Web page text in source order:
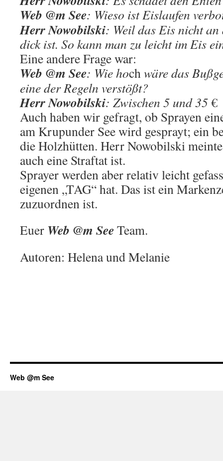
Web @m See: Wieso ist Eislaufen
Herr Nowobilski: Weil das Eis nicht
dick ist. So kann man zu leicht imEis
Eine andere Frage war:
Web @m See: Wie hochwäredas
eine der Regeln verstößt?
Herr Nowobilski: Zwischen 5 und 35€
Auch haben wir gefragt, ob Sprayen
am Krupunder See wird gesprayt; ein
die Holzhütten. Herr Nowobilski
auch eine Straftat ist.
Sprayer werden aber relativ leicht
eigenen „TAG“ hat. Das ist ein
zuzuordnen ist.
Euer Web @m See Team.
Autoren: Helena und Melanie
Web @m See